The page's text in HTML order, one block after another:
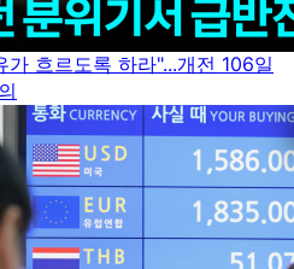
가 흐르도록 하라"...개전 106일